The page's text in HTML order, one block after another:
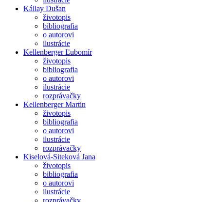
Kállay Dušan
životopis
bibliografia
o autorovi
ilustrácie
Kellenberger Ľubomír
životopis
bibliografia
o autorovi
ilustrácie
rozprávačky
Kellenberger Martin
životopis
bibliografia
o autorovi
ilustrácie
rozprávačky
Kiselová-Siteková Jana
životopis
bibliografia
o autorovi
ilustrácie
rozprávačky